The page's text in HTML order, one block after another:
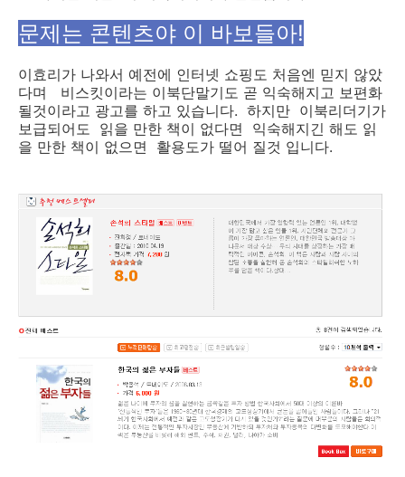
문제는 콘텐츠야 이 바보들아!
이효리가 나와서 예전에 인터넷 쇼핑도 처음엔 믿지 않았
다며 비스킷이라는 이북단말기도 곧 익숙해지고 보편화
될것이라고 광고를 하고 있습니다. 하지만 이북리더기가
보급되어도 읽을 만한 책이 없다면 익숙해지긴 해도 읽
을 만한 책이 없으면 활용도가 떨어 질것 입니다.